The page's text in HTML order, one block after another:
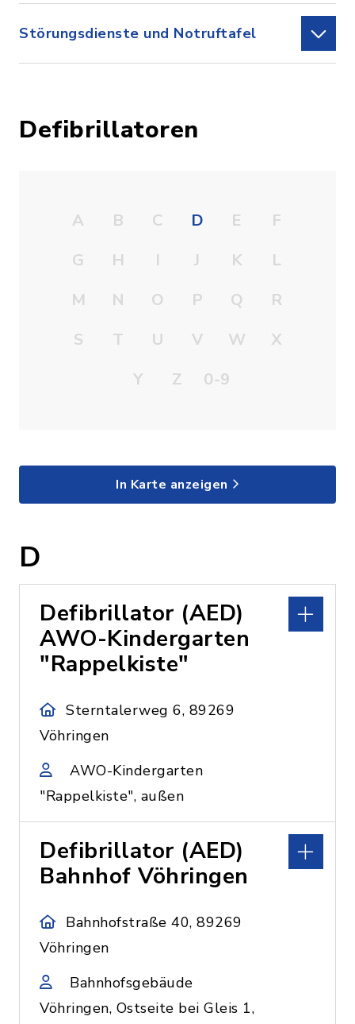
Störungsdienste und Notruftafel
Defibrillatoren
A B C D E
F
G
H I J K
L
M
N O P Q
R
S
T U V W
X
Y
Z 0-9
In Karte anzeigen
D
Defibrillator (AED)
AWO-Kindergarten
"Rappelkiste"
Sterntalerweg 6, 89269
Vöhringen
AWO-Kindergarten
"Rappelkiste", außen
Defibrillator (AED)
Bahnhof Vöhringen
Bahnhofstraße 40, 89269
Vöhringen
Bahnhofsgebäude
Vöhringen, Ostseite bei Gleis 1,